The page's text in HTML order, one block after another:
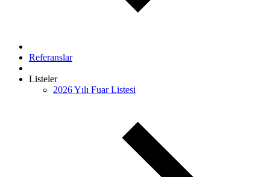
Referanslar
Listeler
2026 Yılı Fuar Listesi